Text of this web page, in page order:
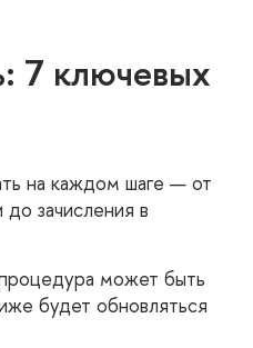
7 ключевых
на каждом шаге — от
зачисления в
может быть
будет обновляться